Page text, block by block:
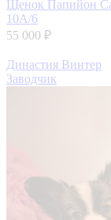
Щенок Папийон
10А/6
55 000 ₽
Династия Винтер
Заводчик